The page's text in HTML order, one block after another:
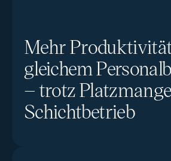
Mehr
gleichem
– trotz
Schichtbetrieb